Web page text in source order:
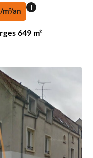
an i
649 m²